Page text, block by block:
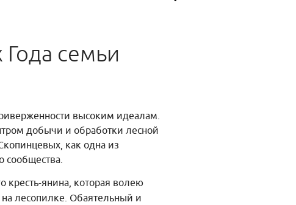
семьи
высоким идеалам.
добычи и обработки лесной
как одна из
сообщества.
кресть-янина, которая волею
лесопилке. Обаятельный и